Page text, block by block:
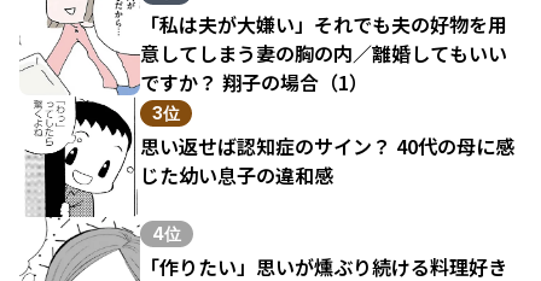
「私は夫が大嫌い」それでも夫の好物を用
意してしまう妻の胸の内／離婚してもいい
ですか？ 翔子の場合（1）
3位
思い返せば認知症のサイン？ 40代の母に感
じた幼い息子の違和感
4位
「作りたい」思いが燻ぶり続ける料理好き